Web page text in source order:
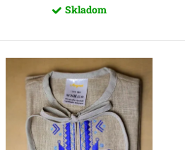
Skladom